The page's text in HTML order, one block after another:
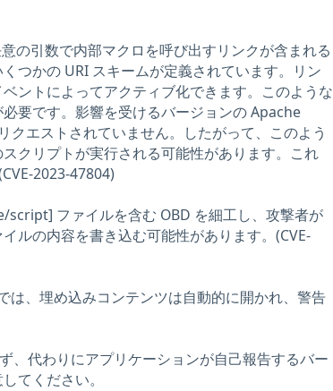
の引数で内部マクロを呼び出すリンクが含まれる
つかの URI スキームが定義されています。リン
ントによってアクティブ化できます。このような
要です。影響を受けるバージョンの Apache
エストされていません。したがって、このよう
クリプトが実行される可能性があります。これ
2023-47804)
script] ファイルを含む OBD を細工し、攻撃者が
ルの内容を書き込む可能性があります。(CVE-
、埋め込みコンテンツは自動的に開かれ、警告
、代わりにアプリケーションが自己報告するバー
てください。